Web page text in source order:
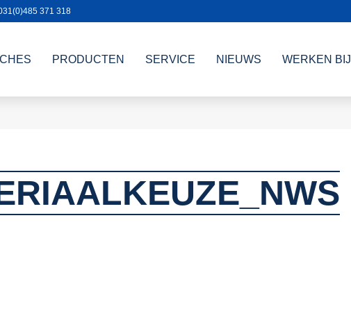
371 318
PRODUCTEN SERVICE NIEUWS WERKEN BIJ